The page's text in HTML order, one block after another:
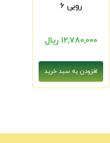
روبی 6
12,780,000 ریال